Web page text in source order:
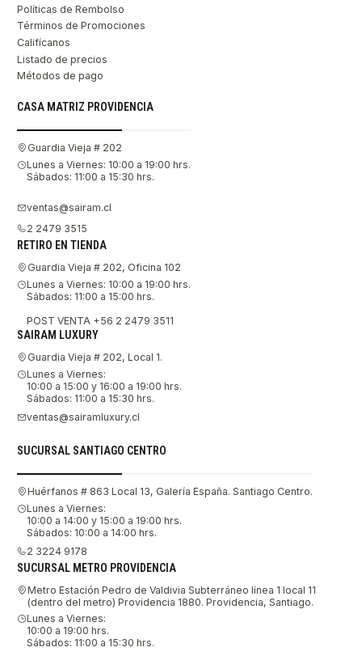
Políticas de Rembolso
Términos de Promociones
Califícanos
Listado de precios
Métodos de pago
CASA MATRIZ PROVIDENCIA
Guardia Vieja # 202
Lunes a Viernes: 10:00 a 19:00 hrs.
Sábados: 11:00 a 15:30 hrs.
ventas@sairam.cl
2 2479 3515
RETIRO EN TIENDA
Guardia Vieja # 202, Oficina 102
Lunes a Viernes: 10:00 a 19:00 hrs.
Sábados: 11:00 a 15:00 hrs.
POST VENTA +56 2 2479 3511
SAIRAM LUXURY
Guardia Vieja # 202, Local 1.
Lunes a Viernes:
10:00 a 15:00 y 16:00 a 19:00 hrs.
Sábados: 11:00 a 15:30 hrs.
ventas@sairamluxury.cl
SUCURSAL SANTIAGO CENTRO
Huérfanos # 863 Local 13, Galería España. Santiago Centro.
Lunes a Viernes:
10:00 a 14:00 y 15:00 a 19:00 hrs.
Sábados: 10:00 a 14:00 hrs.
2 3224 9178
SUCURSAL METRO PROVIDENCIA
Metro Estación Pedro de Valdivia Subterráneo línea 1 local 11
(dentro del metro) Providencia 1880. Providencia, Santiago.
Lunes a Viernes:
10:00 a 19:00 hrs.
Sábados: 11:00 a 15:30 hrs.